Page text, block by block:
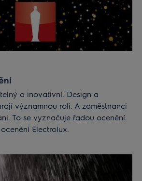
a inovativní. Design a
významnou roli. A zaměstnanci
To se vyznačuje řadou ocenění.
Electrolux.